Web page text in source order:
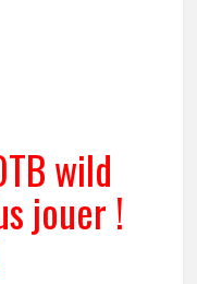
wild
jouer !